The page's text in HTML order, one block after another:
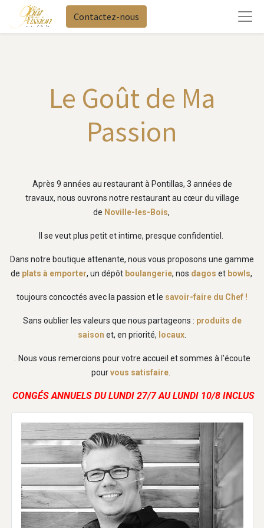
Contactez-nous
Le Goût de Ma
Passion
Après 9 années au restaurant à Pontillas, 3 années de
travaux, nous ouvrons notre restaurant au cœur du village
de Noville-les-Bois,
Il se veut plus petit et intime, presque confidentiel.
Dans notre boutique attenante, nous vous proposons une gamme
de plats à emporter, un dépôt boulangerie, nos dagos et bowls,
toujours concoctés avec la passion et le savoir-faire du Chef !
Sans oublier les valeurs que nous partageons : produits de
saison et, en priorité, locaux
Nous vous remercions pour votre accueil et sommes à l'écoute
pourvous satisfaire
CONGÉS ANNUELS DU LUNDI 27/7 AU LUNDI 10/8 INCLUS